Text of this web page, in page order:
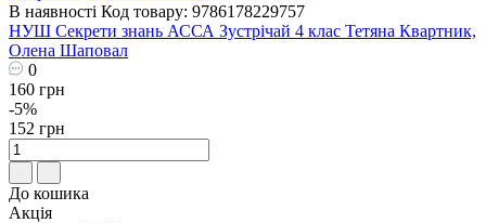
В наявності Код товару: 9786178229757
НУШ Секрети знань АССА Зустрічай 4 клас Тетяна Квартник,
Олена Шаповал
0
160 грн
-5%
152 грн
До кошика
Акція